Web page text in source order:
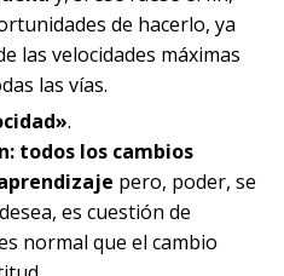
de hacerlo, ya
las velocidades máximas
las vías.
.
todos los cambios
pero, poder, se
es cuestión de
normal que el cambio